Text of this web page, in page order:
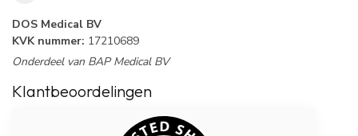
DOS Medical BV
KVK nummer: 17210689
Onderdeel van BAP Medical BV
Klantbeoordelingen